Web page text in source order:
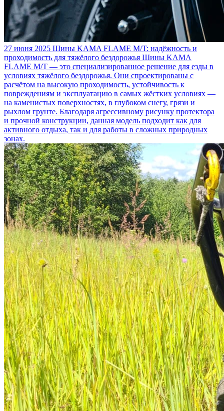
27 июня 2025 Шины KAMA FLAME M/T: надёжность и
проходимость для тяжёлого бездорожья Шины KAMA
FLAME M/T — это специализированное решение для езды в
условиях тяжёлого бездорожья. Они спроектированы с
расчётом на высокую проходимость, устойчивость к
повреждениям и эксплуатацию в самых жёстких условиях —
на каменистых поверхностях, в глубоком снегу, грязи и
рыхлом грунте. Благодаря агрессивному рисунку протектора
и прочной конструкции, данная модель подходит как для
активного отдыха, так и для работы в сложных природных
зонах.